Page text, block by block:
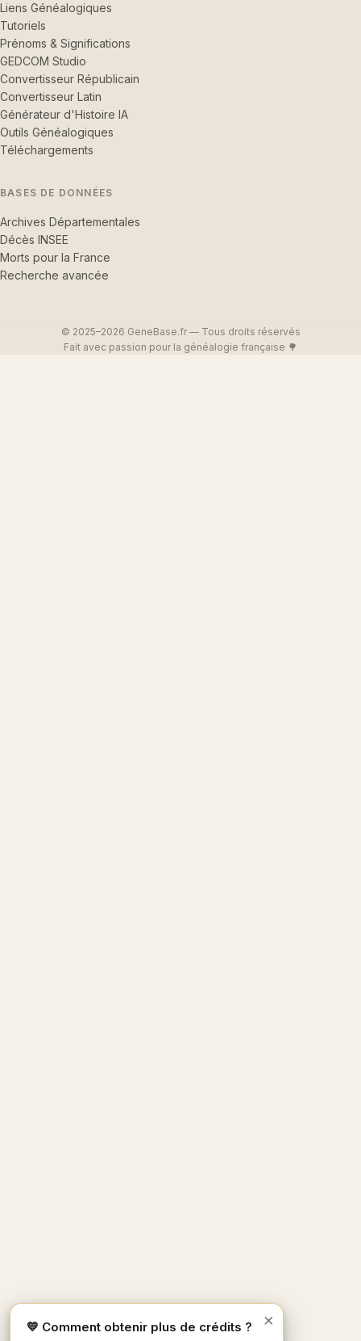
Liens Généalogiques
Tutoriels
Prénoms & Significations
GEDCOM Studio
Convertisseur Républicain
Convertisseur Latin
Générateur d'Histoire IA
Outils Généalogiques
Téléchargements
BASES DE DONNÉES
Archives Départementales
Décès INSEE
Morts pour la France
Recherche avancée
© 2025–2026 GeneBase.fr — Tous droits réservés
Fait avec passion pour la généalogie française 🌳
×
💛 Comment obtenir plus de crédits ?